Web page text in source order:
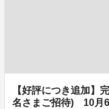
【好評につき追加】
名さまご招待) 10月6